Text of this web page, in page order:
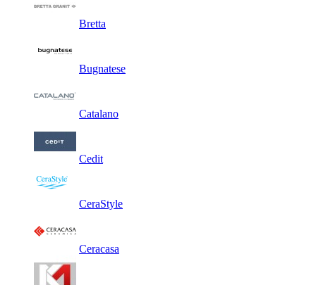
Bretta
Bugnatese
Catalano
Cedit
CeraStyle
Ceracasa